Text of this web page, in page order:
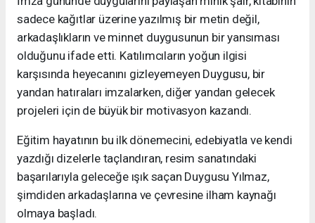
sadece kağıtlar üzerine yazılmış bir metin değil,
arkadaşlıkların ve minnet duygusunun bir yansıması
olduğunu ifade etti. Katılımcıların yoğun ilgisi
karşısında heyecanını gizleyemeyen Duygusu, bir
yandan hatıraları imzalarken, diğer yandan gelecek
projeleri için de büyük bir motivasyon kazandı.
Eğitim hayatının bu ilk dönemecini, edebiyatla ve kendi
yazdığı dizelerle taçlandıran, resim sanatındaki
başarılarıyla geleceğe ışık saçan Duygusu Yılmaz,
şimdiden arkadaşlarına ve çevresine ilham kaynağı
olmaya başladı.